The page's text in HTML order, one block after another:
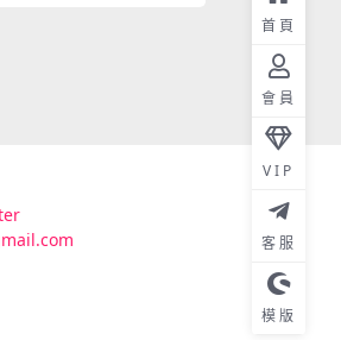
首頁
會員
VIP
客服
模版